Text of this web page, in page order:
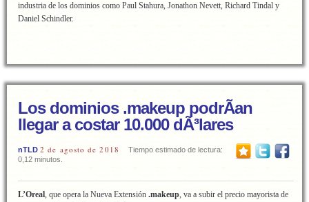
industria de los dominios como Paul Stahura, Jonathon Nevett, Richard Tindal y
Daniel Schindler.
Los dominios .makeup podrÃ­an
llegar a costar 10.000 dÃ³lares
nTLD 2 de agosto de 2018
Tiempo estimado de lectura:
0,12 minutos.
L’Oreal, que opera la Nueva Extensión .makeup, va a subir el precio mayorista de